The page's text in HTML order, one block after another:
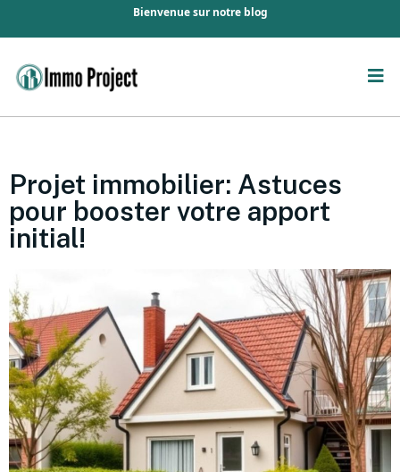
Bienvenue sur notre blog
Projet immobilier: Astuces
pour booster votre apport
initial!